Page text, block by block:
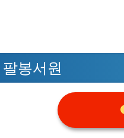
봉서원